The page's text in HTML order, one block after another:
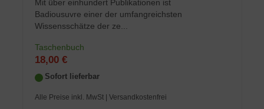
Mit über einhundert Publikationen ist
Badiousuvre einer der umfangreichsten
Wissensschätze der ze...
Taschenbuch
18,00 €
Sofort lieferbar
Alle Preise inkl. MwSt | Versandkostenfrei